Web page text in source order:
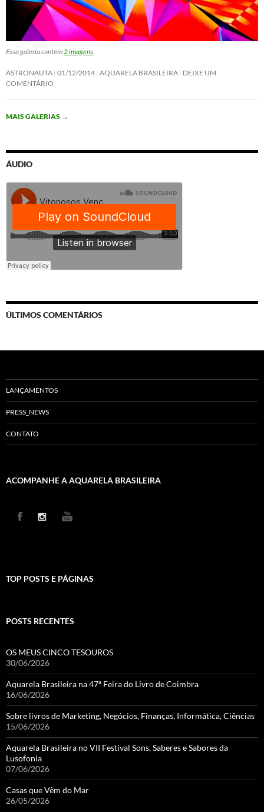
Essa galeria contém 2 imagens
ASTRONAUTA 01/12/2014 AQUARELA BRASILEIRA DEIXE UM
COMENTÁRIO
MAIS GALERIAS →
ÁUDIO
ÚLTIMOS COMENTÁRIOS
LANÇAMENTOS
PRESS_NEWS
CONTATO
ACOMPANHE A AQUARELA BRASILEIRA
TOP POSTS E PÁGINAS
POSTS RECENTES
OS MEUS CINCO TESOUROS
30/06/2026
Aquarela Brasileira na 47ª Feira do Livro de Coimbra
16/06/2026
Sobre livros de Marketing, Negócios, Finanças, Informática, Ciências
15/06/2026
Aquarela Brasileira no VII Festival Sons, Saberes e Sabores da
Lusofonia
07/06/2026
Casas que Vêm do Mar
26/05/2026